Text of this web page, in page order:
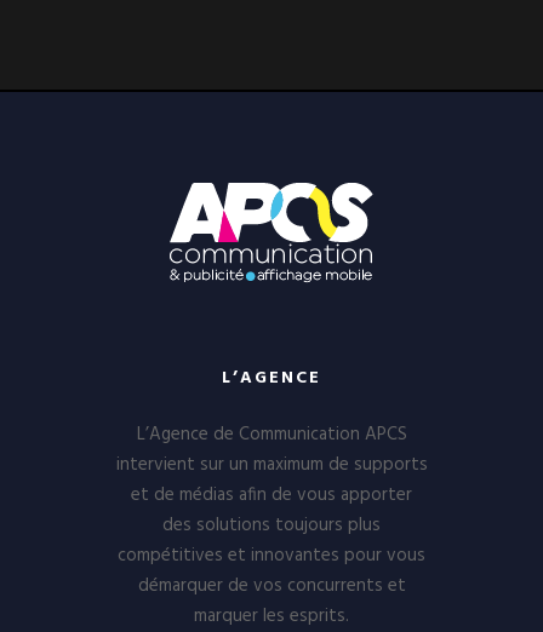
L’AGENCE
L’Agence de Communication APCS
intervient sur un maximum de supports
et de médias afin de vous apporter
des solutions toujours plus
compétitives et innovantes pour vous
démarquer de vos concurrents et
marquer les esprits.